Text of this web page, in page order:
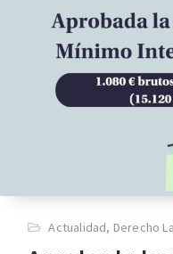
Actualidad, Derecho